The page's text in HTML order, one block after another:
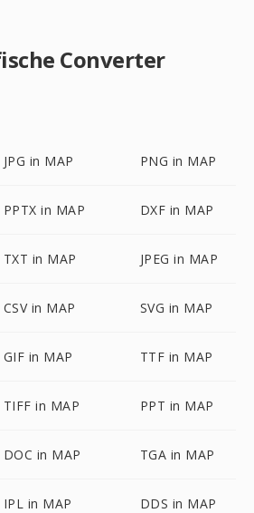
Converter
JPG in MAP PNG in MAP
PPTX in MAP DXF in MAP
TXT in MAP JPEG in MAP
CSV in MAP SVG in MAP
GIF in MAP TTF in MAP
TIFF in MAP PPT in MAP
DOC in MAP TGA in MAP
IPL in MAP DDS in MAP